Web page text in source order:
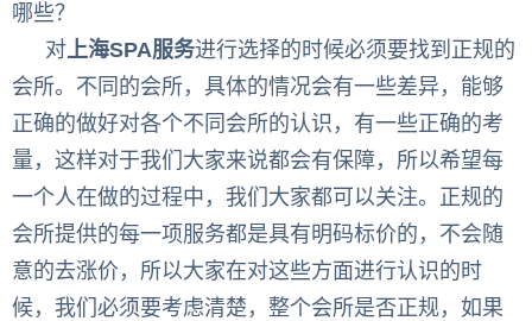
哪些？
对上海SPA服务进行选择的时候必须要找到正规的
会所。不同的会所，具体的情况会有一些差异，能够
正确的做好对各个不同会所的认识，有一些正确的考
量，这样对于我们大家来说都会有保障，所以希望每
一个人在做的过程中，我们大家都可以关注。正规的
会所提供的每一项服务都是具有明码标价的，不会随
意的去涨价，所以大家在对这些方面进行认识的时
候，我们必须要考虑清楚，整个会所是否正规，如果